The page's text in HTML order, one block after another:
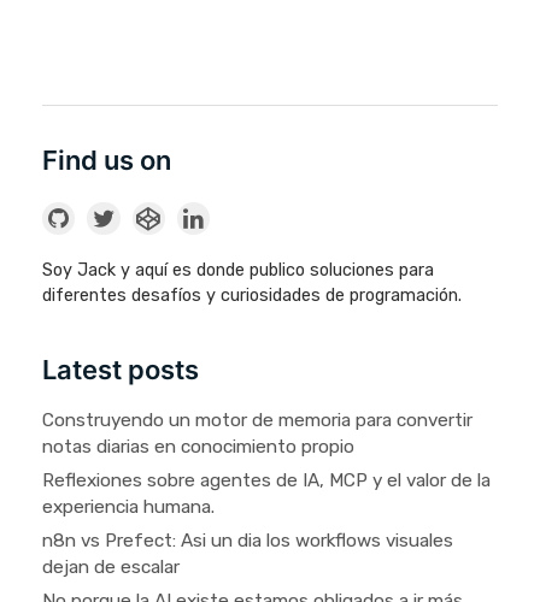
Find us on
Soy Jack y aquí es donde publico soluciones para
diferentes desafíos y curiosidades de programación.
Latest posts
Construyendo un motor de memoria para convertir
notas diarias en conocimiento propio
Reflexiones sobre agentes de IA, MCP y el valor de la
experiencia humana.
n8n vs Prefect: Asi un dia los workflows visuales
dejan de escalar